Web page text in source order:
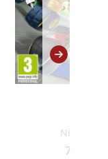
Nintendo
749 kr –